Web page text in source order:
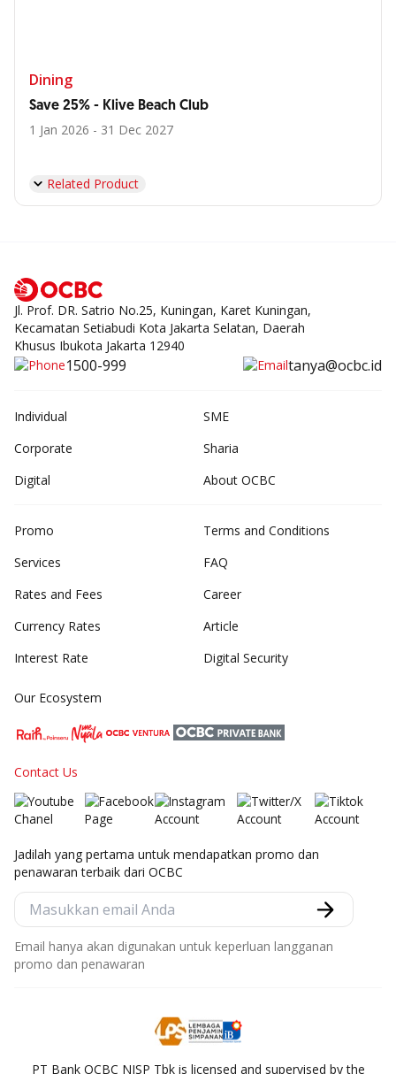
Dining
Save 25% - Klive Beach Club
1 Jan 2026 - 31 Dec 2027
Related Product
Jl. Prof. DR. Satrio No.25, Kuningan, Karet Kuningan,
Kecamatan Setiabudi Kota Jakarta Selatan, Daerah
Khusus Ibukota Jakarta 12940
1500-999 tanya@ocbc.id
Individual
SME
Corporate
Sharia
Digital
About OCBC
Promo
Services
Rates and Fees
Currency Rates
Interest Rate
Terms and Conditions
FAQ
Career
Article
Digital Security
Our Ecosystem
Contact Us
Jadilah yang pertama untuk mendapatkan promo dan
penawaran terbaik dari OCBC
Email hanya akan digunakan untuk keperluan langganan
promo dan penawaran
PT Bank OCBC NISP Tbk is licensed and supervised by the